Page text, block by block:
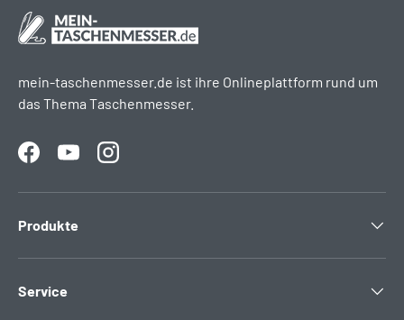
mein-taschenmesser.de ist ihre Onlineplattform rund um
das Thema Taschenmesser.
FacebookYouTubeInstagram
Produkte
Service